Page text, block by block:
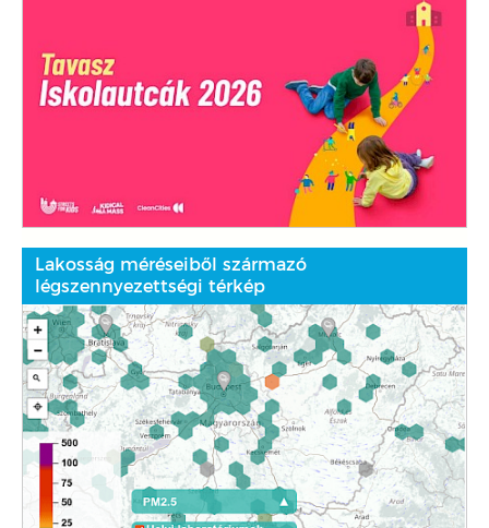
Lakosság méréseiből származó
légszennyezettségi térkép